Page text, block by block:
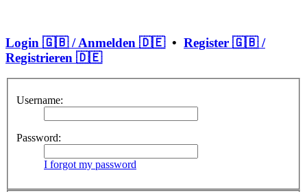
Login 🇬🇧 / Anmelden 🇩🇪• Register 🇬🇧 /
Registrieren 🇩🇪
Username:
Password:
I forgot my password